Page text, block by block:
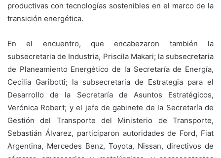
productivas con tecnologías sostenibles en el marco de la
transición energética.
En el encuentro, que encabezaron también la
subsecretaria de Industria, Priscila Makari; la subsecretaria
de Planeamiento Energético de la Secretaría de Energía,
Cecilia Garibotti; la subsecretaria de Estrategia para el
Desarrollo de la Secretaría de Asuntos Estratégicos,
Verónica Robert; y el jefe de gabinete de la Secretaría de
Gestión del Transporte del Ministerio de Transporte,
Sebastián Álvarez, participaron autoridades de Ford, Fiat
Argentina, Mercedes Benz, Toyota, Nissan, directivos de